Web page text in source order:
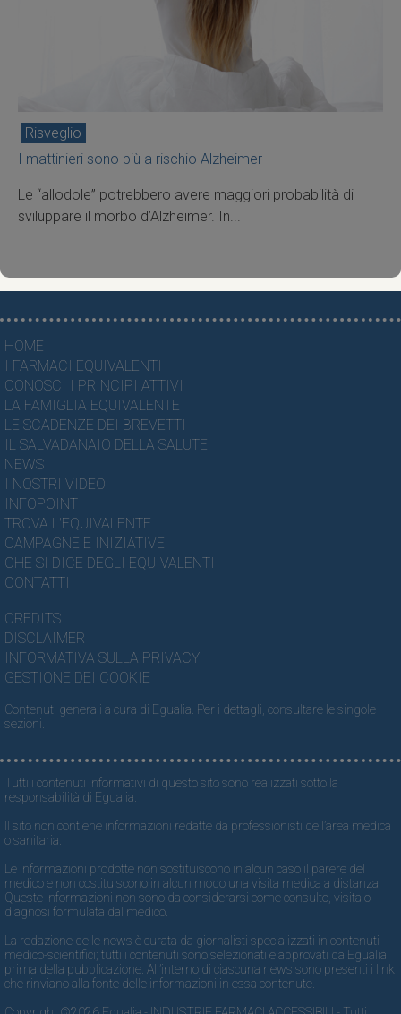
Risveglio
I mattinieri sono più a rischio Alzheimer
Le “allodole” potrebbero avere maggiori probabilità di
sviluppare il morbo d’Alzheimer. In...
HOME
I FARMACI EQUIVALENTI
CONOSCI I PRINCIPI ATTIVI
LA FAMIGLIA EQUIVALENTE
LE SCADENZE DEI BREVETTI
IL SALVADANAIO DELLA SALUTE
NEWS
I NOSTRI VIDEO
INFOPOINT
TROVA L'EQUIVALENTE
CAMPAGNE E INIZIATIVE
CHE SI DICE DEGLI EQUIVALENTI
CONTATTI
CREDITS
DISCLAIMER
INFORMATIVA SULLA PRIVACY
GESTIONE DEI COOKIE
Contenuti generali a cura di Egualia. Per i dettagli, consultare le singole
sezioni.
Tutti i contenuti informativi di questo sito sono realizzati sotto la
responsabilità di Egualia.
Il sito non contiene informazioni redatte da professionisti dell’area medica
o sanitaria.
Le informazioni prodotte non sostituiscono in alcun caso il parere del
medico e non costituiscono in alcun modo una visita medica a distanza.
Queste informazioni non sono da considerarsi come consulto, visita o
diagnosi formulata dal medico.
La redazione delle news è curata da giornalisti specializzati in contenuti
medico-scientifici; tutti i contenuti sono selezionati e approvati da Egualia
prima della pubblicazione. All’interno di ciascuna news sono presenti i link
che rinviano alla fonte delle informazioni in essa contenute.